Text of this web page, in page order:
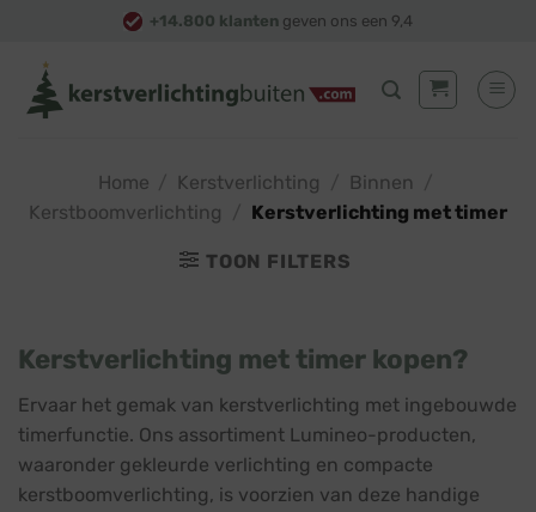
content
+14.800 klanten geven ons een 9,4
Home Kerstverlichting Binnen
Kerstboomverlichting
Kerstverlichting met timer
TOON FILTERS
Kerstverlichting met timer kopen?
Ervaar het gemak van kerstverlichting met ingebouwde
timerfunctie. Ons assortiment Lumineo-producten,
waaronder gekleurde verlichting en compacte
kerstboomverlichting, is voorzien van deze handige